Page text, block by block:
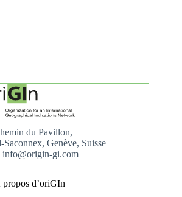
du Pavillon,
Saconnex, Genève, Suisse
gi.com
propos d’oriGIn